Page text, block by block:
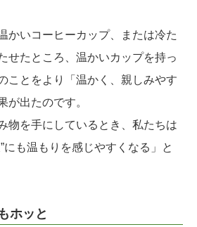
かいコーヒーカップ、または冷た
せたところ、温かいカップを持っ
ことをより「温かく、親しみやす
が出たのです。
物を手にしているとき、私たちは
にも温もりを感じやすくなる」と
ホッと